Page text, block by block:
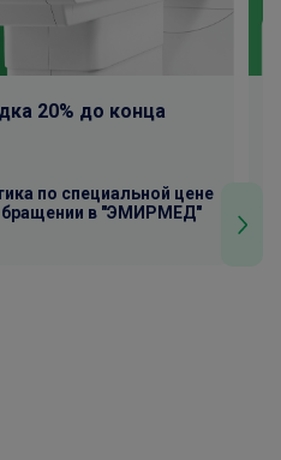
20% до конца
по специальной цене
в "ЭМИРМЕД"